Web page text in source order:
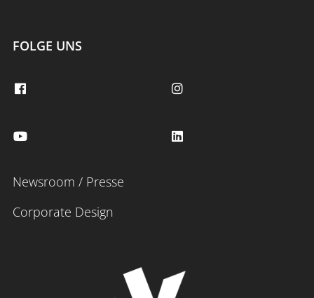
FOLGE UNS
Newsroom / Presse
Corporate Design